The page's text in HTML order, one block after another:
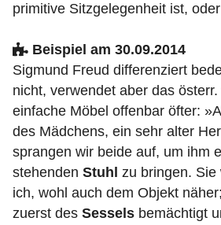
primitive Sitzgelegenheit ist,
Beispiel am 30.09.2014
Sigmund Freud differenziert
nicht, verwendet aber das
einfache Möbel offenbar öfter:
des Mädchens, ein sehr alter
sprangen wir beide auf, um ihm
stehenden Stuhl zu bringen.
ich, wohl auch dem Objekt
zuerst des Sessels bemächtigt